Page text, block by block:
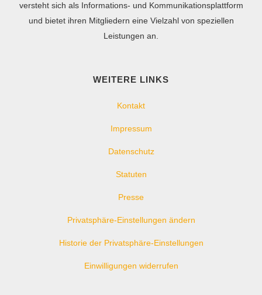
versteht sich als Informations- und Kommunikationsplattform
und bietet ihren Mitgliedern eine Vielzahl von speziellen
Leistungen an.
WEITERE LINKS
Kontakt
Impressum
Datenschutz
Statuten
Presse
Privatsphäre-Einstellungen ändern
Historie der Privatsphäre-Einstellungen
Einwilligungen widerrufen